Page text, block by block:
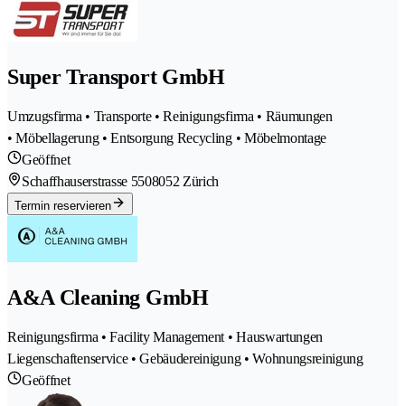
Super Transport GmbH
Umzugsfirma • Transporte • Reinigungsfirma • Räumungen
• Möbellagerung • Entsorgung Recycling • Möbelmontage
Geöffnet
Schaffhauserstrasse 5508052 Zürich
Termin reservieren
A&A Cleaning GmbH
Reinigungsfirma • Facility Management • Hauswartungen
Liegenschaftenservice • Gebäudereinigung • Wohnungsreinigung
Geöffnet